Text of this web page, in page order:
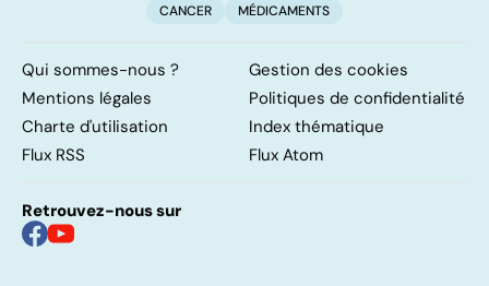
CANCER
MÉDICAMENTS
Qui sommes-nous ?
Gestion des cookies
Mentions légales
Politiques de confidentialité
Charte d'utilisation
Index thématique
Flux RSS
Flux Atom
Retrouvez-nous sur